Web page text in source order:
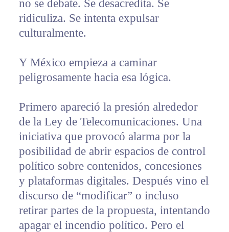
no se debate. Se desacredita. Se
ridiculiza. Se intenta expulsar
culturalmente.
Y México empieza a caminar
peligrosamente hacia esa lógica.
Primero apareció la presión alrededor
de la Ley de Telecomunicaciones. Una
iniciativa que provocó alarma por la
posibilidad de abrir espacios de control
político sobre contenidos, concesiones
y plataformas digitales. Después vino el
discurso de “modificar” o incluso
retirar partes de la propuesta, intentando
apagar el incendio político. Pero el